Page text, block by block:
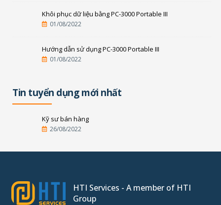
Khôi phục dữ liệu bằng PC-3000 Portable III
01/08/2022
Hướng dẫn sử dụng PC-3000 Portable III
01/08/2022
Tin tuyển dụng mới nhất
Kỹ sư bán hàng
26/08/2022
HTI Services - A member of HTI
Group